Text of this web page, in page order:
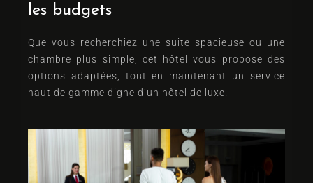
les budgets
Que vous recherchiez une suite spacieuse ou une
chambre plus simple, cet hôtel vous propose des
options adaptées, tout en maintenant un service
haut de gamme digne d’un hôtel de luxe.